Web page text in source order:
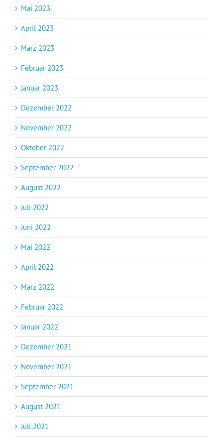
Mai 2023
April 2023
März 2023
Februar 2023
Januar 2023
Dezember 2022
November 2022
Oktober 2022
September 2022
August 2022
Juli 2022
Juni 2022
Mai 2022
April 2022
März 2022
Februar 2022
Januar 2022
Dezember 2021
November 2021
September 2021
August 2021
Juli 2021